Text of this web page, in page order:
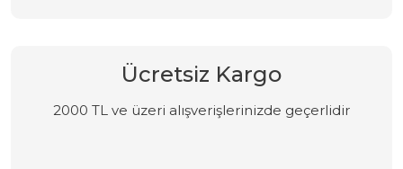
Ücretsiz Kargo
2000 TL ve üzeri alışverişlerinizde geçerlidir